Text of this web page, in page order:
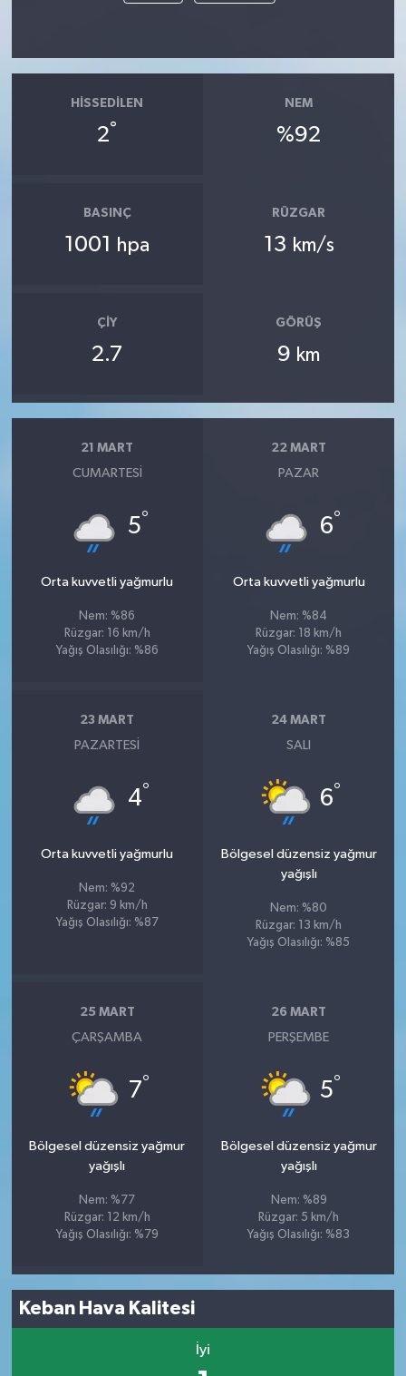
HISSEDILEN
2°
NEM
%92
BASINÇ
1001 hpa
RÜZGAR
13 km/s
ÇIY
2.7
GÖRÜŞ
9 km
21 MART
CUMARTESI
5°
Orta kuvvetli yağmurlu
Nem: %86
Rüzgar: 16 km/h
Yağış Olasılığı: %86
22 MART
PAZAR
6°
Orta kuvvetli yağmurlu
Nem: %84
Rüzgar: 18 km/h
Yağış Olasılığı: %89
23 MART
PAZARTESI
4°
Orta kuvvetli yağmurlu
Nem: %92
Rüzgar: 9 km/h
Yağış Olasılığı: %87
24 MART
SALI
6°
Bölgesel düzensiz yağmur
yağışlı
Nem: %80
Rüzgar: 13 km/h
Yağış Olasılığı: %85
25 MART
ÇARŞAMBA
7°
Bölgesel düzensiz yağmur
yağışlı
Nem: %77
Rüzgar: 12 km/h
Yağış Olasılığı: %79
26 MART
PERŞEMBE
5°
Bölgesel düzensiz yağmur
yağışlı
Nem: %89
Rüzgar: 5 km/h
Yağış Olasılığı: %83
Keban Hava Kalitesi
İyi